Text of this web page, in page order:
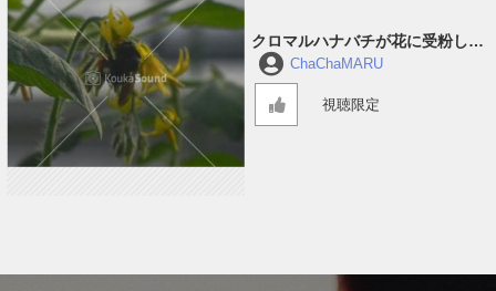
クロマルハナバチが花に受粉して
回っている音 #1
ChaChaMARU
視聴限定